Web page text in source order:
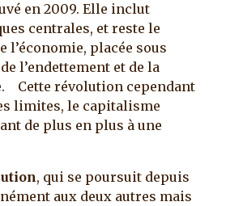
en 2009. Elle inclut
centrales, et reste le
placée sous
l’endettement et de la
Cette révolution cependant
limites, le capitalisme
de plus en plus à une
, qui se poursuit depuis
aux deux autres mais